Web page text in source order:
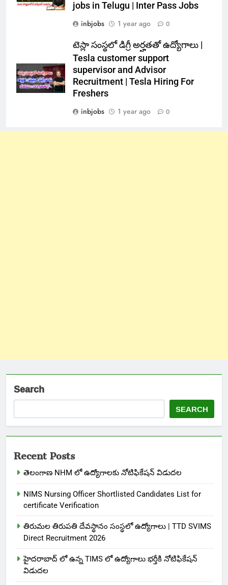
jobs in Telugu | Inter Pass Jobs
inbjobs
1 year ago 0
టెస్లా సంస్థలో డిగ్రీ అర్హతతో ఉద్యోగాలు |
Tesla customer support
supervisor and Advisor
Recruitment | Tesla Hiring For
Freshers
inbjobs
1 year ago 0
Search
SEARCH
Recent Posts
తెలంగాణ NHM లో ఉద్యోగాలకు నోటిఫికేషన్ విడుదల
NIMS Nursing Officer Shortlisted Candidates List for
certificate Verification
తిరుమల తిరుపతి దేవస్థానం సంస్థలో ఉద్యోగాలు | TTD SVIMS
Direct Recruitment 2026
హైదరాబాద్ లో ఉన్న TIMS లో ఉద్యోగాలు భర్తీకి నోటిఫికేషన్
విడుదల